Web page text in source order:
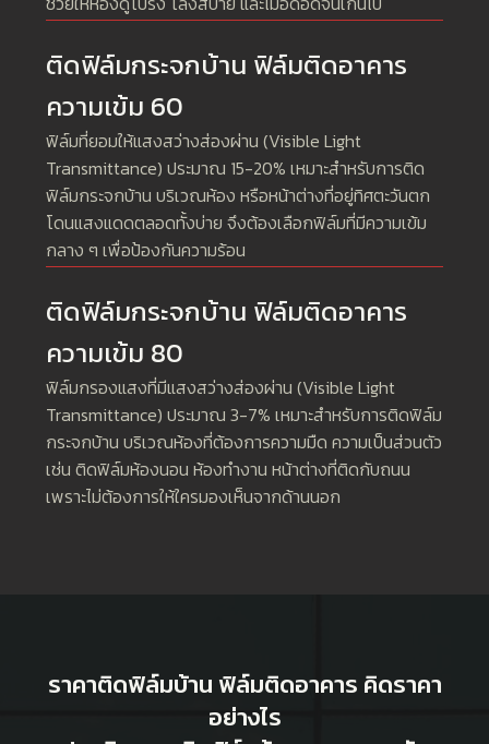
ติดฟิล์มกระจกบ้าน ฟิล์มติดอาคาร
ความเข้ม 60
ฟิล์มที่ยอมให้แสงสว่างส่องผ่าน (Visible Light
Transmittance) ประมาณ 15-20% เหมาะสำหรับการติด
ฟิล์มกระจกบ้าน บริเวณห้อง หรือหน้าต่างที่อยู่ทิศตะวันตก
โดนแสงแดดตลอดทั้งบ่าย จึงต้องเลือกฟิล์มที่มีความเข้ม
กลาง ๆ เพื่อป้องกันความร้อน
ติดฟิล์มกระจกบ้าน ฟิล์มติดอาคาร
ความเข้ม 80
ฟิล์มกรองแสงที่มีแสงสว่างส่องผ่าน (Visible Light
Transmittance) ประมาณ 3-7% เหมาะสำหรับการติดฟิล์ม
กระจกบ้าน บริเวณห้องที่ต้องการความมืด ความเป็นส่วนตัว
เช่น ติดฟิล์มห้องนอน ห้องทำงาน หน้าต่างที่ติดกับถนน
เพราะไม่ต้องการให้ใครมองเห็นจากด้านนอก
ราคาติดฟิล์มบ้าน ฟิล์มติดอาคาร คิดราคา
อย่างไร